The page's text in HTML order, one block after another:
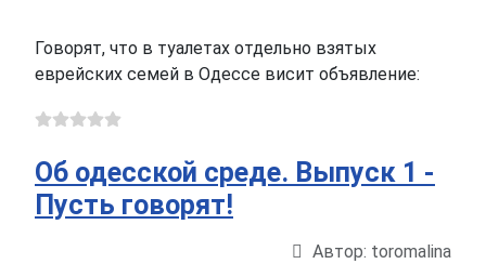
Говорят, что в туалетах отдельно взятых
еврейских семей в Одессе висит объявление:
Об одесской среде. Выпуск 1 -
Пусть говорят!
Автор: toromalina